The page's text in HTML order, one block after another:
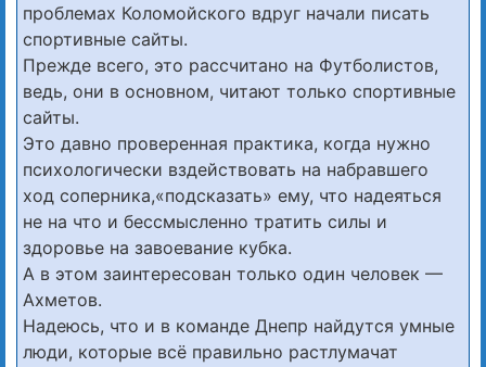
проблемах Коломойского вдруг начали писать
спортивные сайты.
Прежде всего, это рассчитано на Футболистов,
ведь, они в основном, читают только спортивные
сайты.
Это давно проверенная практика, когда нужно
психологически вздействовать на набравшего
ход соперника,«подсказать» ему, что надеяться
не на что и бессмысленно тратить силы и
здоровье на завоевание кубка.
А в этом заинтересован только один человек —
Ахметов.
Надеюсь, что и в команде Днепр найдутся умные
люди, которые всё правильно растлумачат